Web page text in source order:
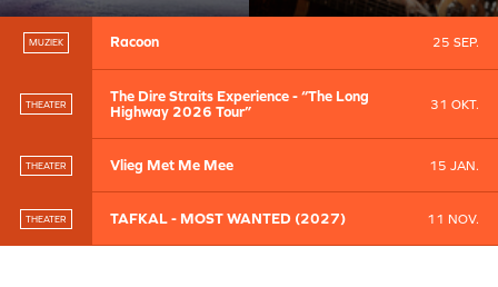
MUZIEK Racoon 25 SEP.
THEATER
The Dire Straits Experience - “The Long
Highway 2026 Tour”
31 OKT.
THEATER Vlieg Met Me Mee 15 JAN.
THEATER TAFKAL - MOST WANTED (2027) 11 NOV.